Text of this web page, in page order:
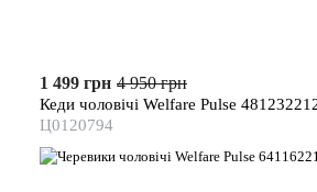
1 499 грн 4 950 грн
Кеди чоловічі Welfare Pulse
Ц0120794